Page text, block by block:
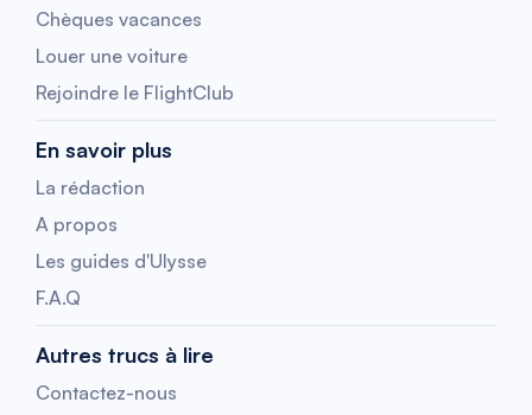
Chèques vacances
Louer une voiture
Rejoindre le FlightClub
En savoir plus
La rédaction
A propos
Les guides d'Ulysse
F.A.Q
Autres trucs à lire
Contactez-nous